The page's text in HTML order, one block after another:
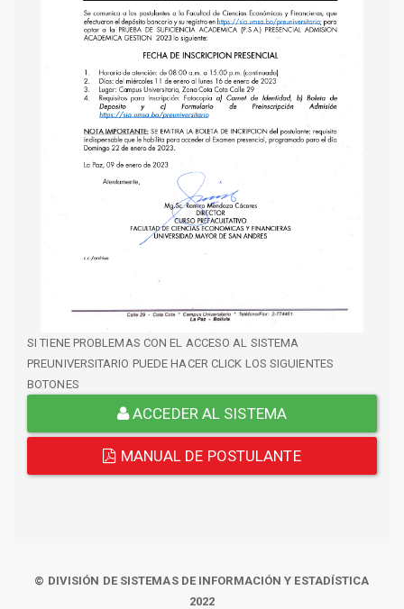
SI TIENE PROBLEMAS CON EL ACCESO AL SISTEMA
PREUNIVERSITARIO PUEDE HACER CLICK LOS SIGUIENTES
BOTONES
ACCEDER AL SISTEMA
MANUAL DE POSTULANTE
© DIVISIÓN DE SISTEMAS DE INFORMACIÓN Y ESTADÍSTICA
2022